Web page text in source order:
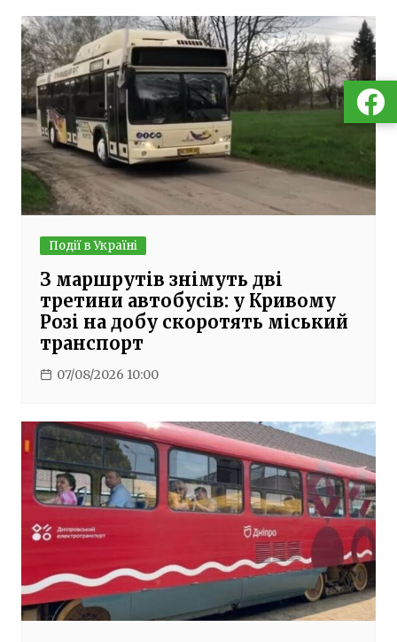
Події в Україні
З маршрутів знімуть дві
третини автобусів: у Кривому
Розі на добу скоротять міський
транспорт
07/08/2026 10:00